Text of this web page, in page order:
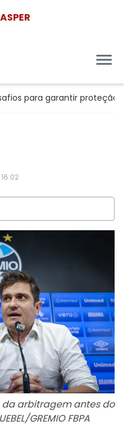
garantir proteção às
arbitragem antes do
GREMIO FBPA